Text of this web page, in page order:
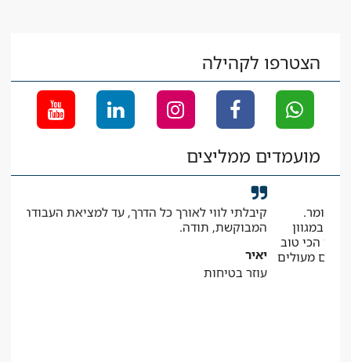
הצטרפו לקהילה
מועמדים ממליצים
קיבלתי לווי לאורך כל הדרך, עד למציאת העבודה
המבוקשת, תודה.
יאיר
עוזר בטיחות